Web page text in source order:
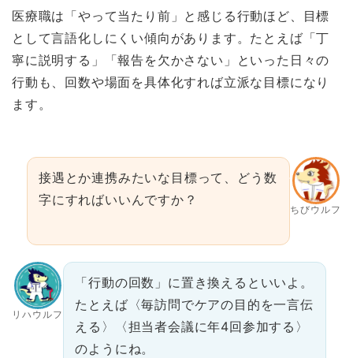
医療職は「やって当たり前」と感じる行動ほど、目標
として言語化しにくい傾向があります。たとえば「丁
寧に説明する」「報告を欠かさない」といった日々の
行動も、回数や場面を具体化すれば立派な目標になり
ます。
ちびウルフ
接遇とか連携みたいな目標って、どう数
字にすればいいんですか？
リハウルフ
「行動の回数」に置き換えるといいよ。
たとえば〈毎訪問でケアの目的を一言伝
える〉〈担当者会議に年4回参加する〉
のようにね。